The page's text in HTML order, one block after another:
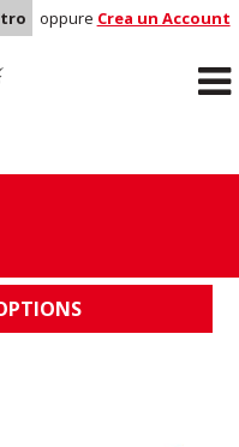
oppure Crea un Account